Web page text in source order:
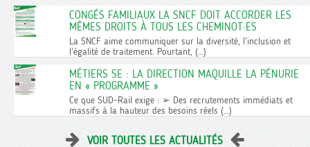
CONGÉS FAMILIAUX LA SNCF DOIT ACCORDER LES
MÊMES DROITS À TOUS LES CHEMINOT·ES
La SNCF aime communiquer sur la diversité, l’inclusion et
l’égalité de traitement. Pourtant, (…)
MÉTIERS SE : LA DIRECTION MAQUILLE LA PÉNURIE
EN « PROGRAMME »
Ce que SUD-Rail exige : ➢ Des recrutements immédiats et
massifs à la hauteur des besoins réels (…)
VOIR TOUTES LES ACTUALITÉS